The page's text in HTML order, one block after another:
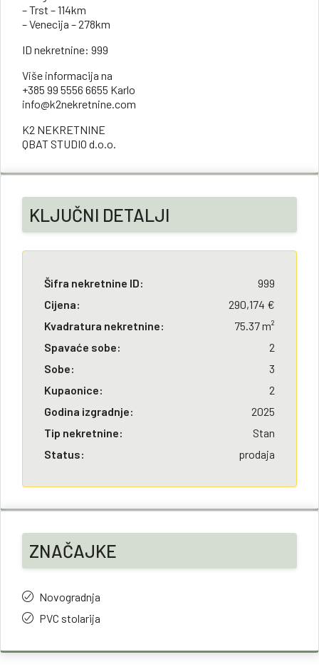
– Trst – 114km
– Venecija – 278km
ID nekretnine: 999
Više informacija na
+385 99 5556 6655 Karlo
info@k2nekretnine.com
K2 NEKRETNINE
QBAT STUDIO d.o.o.
KLJUČNI DETALJI
Šifra nekretnine ID:
999
Cijena:
290,174 €
Kvadratura nekretnine:
75.37 m²
Spavaće sobe:
2
Sobe:
3
Kupaonice:
2
Godina izgradnje:
2025
Tip nekretnine:
Stan
Status:
prodaja
ZNAČAJKE
Novogradnja
PVC stolarija